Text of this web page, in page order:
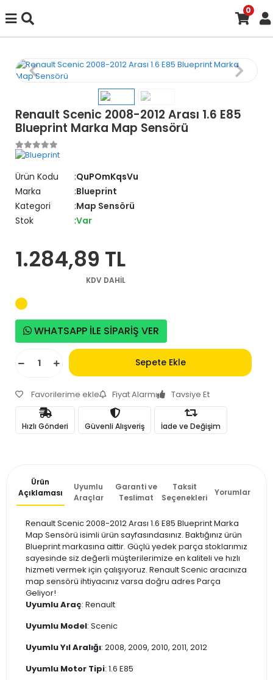
0
Renault Scenic 2008-2012 Arası 1.6 E85
Blueprint Marka Map Sensörü
Ürün Kodu
QuPOmKqsVu
Marka
Blueprint
Kategori
Map Sensörü
Stok
Var
1.284,89 TL
KDV DAHİL
WHATSAPP İLE SİPARİŞ VER
Sepete Ekle
Favorilerime ekle Fiyat Alarmı Tavsiye Et
Hızlı Gönderi Güvenli Alışveriş İade ve Değişim
Ürün
Açıklaması
Uyumlu
Araçlar
Garanti ve
Teslimat
Taksit
Seçenekleri
Yorumlar
Renault Scenic 2008-2012 Arası 1.6 E85 Blueprint Marka
Map Sensörü isimli ürün sayfasındasınız. Baktığınız ürün
Blueprint markasına aittir. Güçlü yedek parça stoklarımız
sayesinde siz değerli müşterilerimize en kaliteli ve hızlı
hizmeti vermek için çalışıyoruz. Renault Scenic aracınıza
map sensörü ihtiyacınız varsa doğru adres Parça
Geliyor!
Uyumlu Araç: Renault
Uyumlu Model: Scenic
Uyumlu Yıl Aralığı: 2008, 2009, 2010, 2011, 2012
Uyumlu Motor Tipi: 1.6 E85